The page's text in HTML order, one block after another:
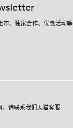
市、独家合作、优惠活动等
，请联系我们天猫客服